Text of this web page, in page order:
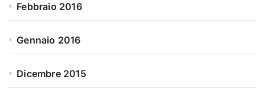
Febbraio 2016
Gennaio 2016
Dicembre 2015